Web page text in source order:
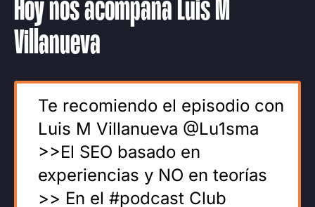
Hoy nos acompaña Luis M
Villanueva
Te recomiendo el episodio con
Luis M Villanueva @Lu1sma
>>El SEO basado en
experiencias y NO en teorías
>> En el #podcast Club